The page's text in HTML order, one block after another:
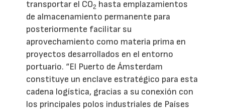
transportar el CO2 hasta emplazamientos
de almacenamiento permanente para
posteriormente facilitar su
aprovechamiento como materia prima en
proyectos desarrollados en el entorno
portuario. “El Puerto de Ámsterdam
constituye un enclave estratégico para esta
cadena logística, gracias a su conexión con
los principales polos industriales de Países